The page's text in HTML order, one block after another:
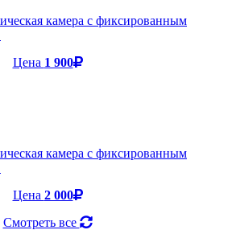
камера с фиксированным
Цена 1 900
камера с фиксированным
Цена 2 000
Смотреть все